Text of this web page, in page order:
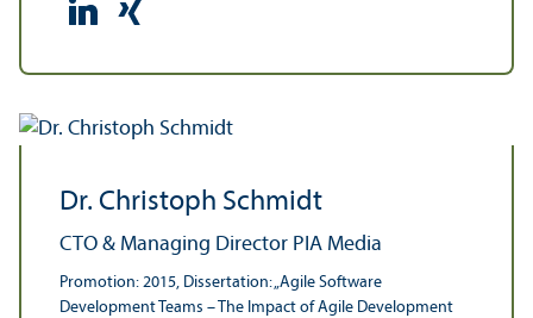
Dr. Christoph Schmidt
CTO & Managing Director PIA Media
Promotion: 2015, Dissertation: „Agile Software
Development Teams – The Impact of Agile Development